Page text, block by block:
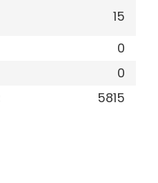
15
0
0
5815